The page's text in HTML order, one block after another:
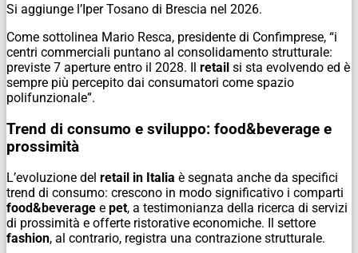
Si aggiunge l’Iper Tosano di Brescia nel 2026.
Come sottolinea Mario Resca, presidente di Confimprese, “i
centri commerciali puntano al consolidamento strutturale:
previste 7 aperture entro il 2028. Il retail si sta evolvendo ed è
sempre più percepito dai consumatori come spazio
polifunzionale”.
Trend di consumo e sviluppo: food&beverage e
prossimità
L’evoluzione del retail in Italia è segnata anche da specifici
trend di consumo: crescono in modo significativo i comparti
food&beverage e pet, a testimonianza della ricerca di servizi
di prossimità e offerte ristorative economiche. Il settore
fashion, al contrario, registra una contrazione strutturale.